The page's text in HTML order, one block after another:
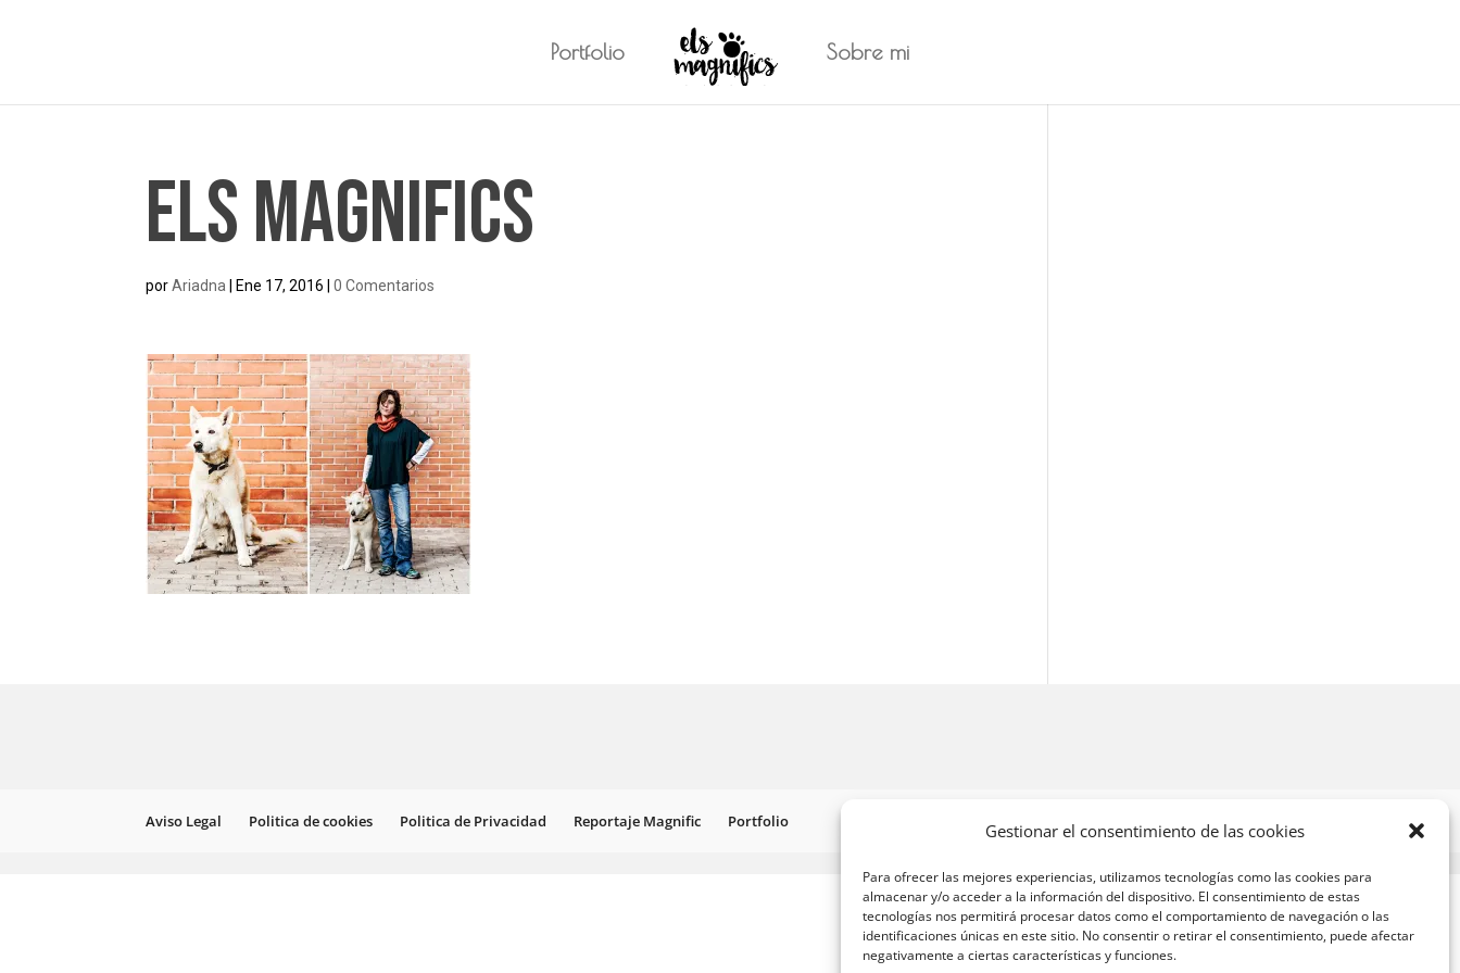
Gestionar el consentimiento de las cookies
Para ofrecer las mejores experiencias, utilizamos tecnologías como las cookies para
almacenar y/o acceder a la información del dispositivo. El consentimiento de estas
tecnologías nos permitirá procesar datos como el comportamiento de navegación o las
identificaciones únicas en este sitio. No consentir o retirar el consentimiento, puede afectar
negativamente a ciertas características y funciones.
Portfolio Sobre mi
Els Magnifics
porAriadna Ene 17, 2016 |0 Comentarios
Aviso Legal Politica de cookies Politica de Privacidad Reportaje Magnific Portfolio